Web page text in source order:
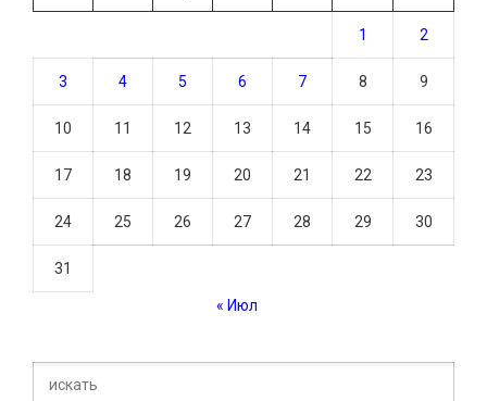
1 2
3 4 5 6 7 8 9
10 11 12 13 14 15 16
17 18 19 20 21 22 23
24 25 26 27 28 29 30
31
« Июл